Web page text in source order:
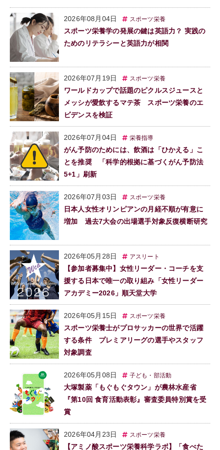
2026年08月04日 スポーツ栄養
スポーツ栄養学の発展の鍵は英語力？ 実践の
ためのリテラシーと英語力が相関
2026年07月19日 スポーツ栄養
ワールドカップで話題のピクルスジュースと
メッシが愛飲するマテ茶 スポーツ栄養のエ
ビデンスを検証
2026年07月04日 栄養指導
がん予防のためには、飲酒は「ひかえる」こ
とを推奨 「科学的根拠に基づくがん予防法
5+1」刷新
2026年07月03日 スポーツ栄養
日本人女性オリンピアンの月経不順が有意に
増加 過去7大会の出場選手対象反復横断研究
2026年05月28日 アスリート
【参加者募集中】女性リーダー・コーチを支
援する日本で唯一の取り組み「女性リーダー
アカデミー2026」順天堂大学
2026年05月15日 スポーツ栄養
スポーツ栄養士がプロサッカーの世界で活躍
する条件 プレミアリーグの選手やスタッフ
対象調査
2026年05月08日 子ども・部活動
大塚製薬「もぐもぐタウン」が農林水産省
『第10回 食育活動表彰』審査委員特別賞を受
賞
2026年04月23日 スポーツ栄養
【アミノ酸スポーツ栄養科学ラボ】「食べた